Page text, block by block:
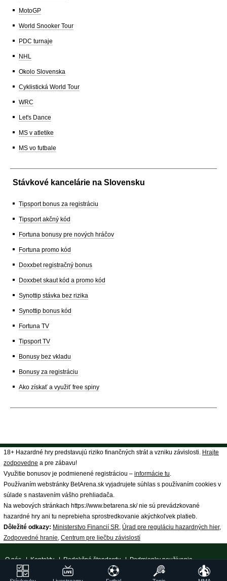
MotoGP
World Snooker Tour
PDC turnaje
NHL
Okolo Slovenska
Cyklistická World Tour
WRC
Let's Dance
MS v atletike
MS vo futbale
Stávkové kancelárie na Slovensku
Tipsport bonus za registráciu
Tipsport akčný kód
Fortuna bonusy pre nových hráčov
Fortuna promo kód
Doxxbet registračný bonus
Doxxbet skaut kód a promo kód
Synottip stávka bez rizika
Synottip bonus kód
Fortuna TV
Tipsport TV
Bonusy bez vkladu
Bonusy za registráciu
Ako získať a využiť free spiny
18+ Hazardné hry predstavujú riziko finančných strát a vzniku závislosti. Hrajte
zodpovedne a pre zábavu!
Využitie bonusov je podmienené registráciou – informácie tu
Používaním webstránky BetArena.sk vyjadrujete súhlas s používaním cookies v
súlade s nastavením vášho prehliadača.
Na webových stránkach https://www.betarena.sk/ nie sú prevádzkované
hazardné hry ani tu neprebieha sprostredkovanie akýchkoľvek platieb.
Dôležité odkazy: Ministerstvo Financií SR Úrad pre reguláciu hazardných hier,
Zodpovedné hranie Centrum pre liečbu závislostí
O nás|Kontakty|Redakčné štandardy|Podmienky používania
Spracovanie osobných údajov 18+ Zodpovedné hranie